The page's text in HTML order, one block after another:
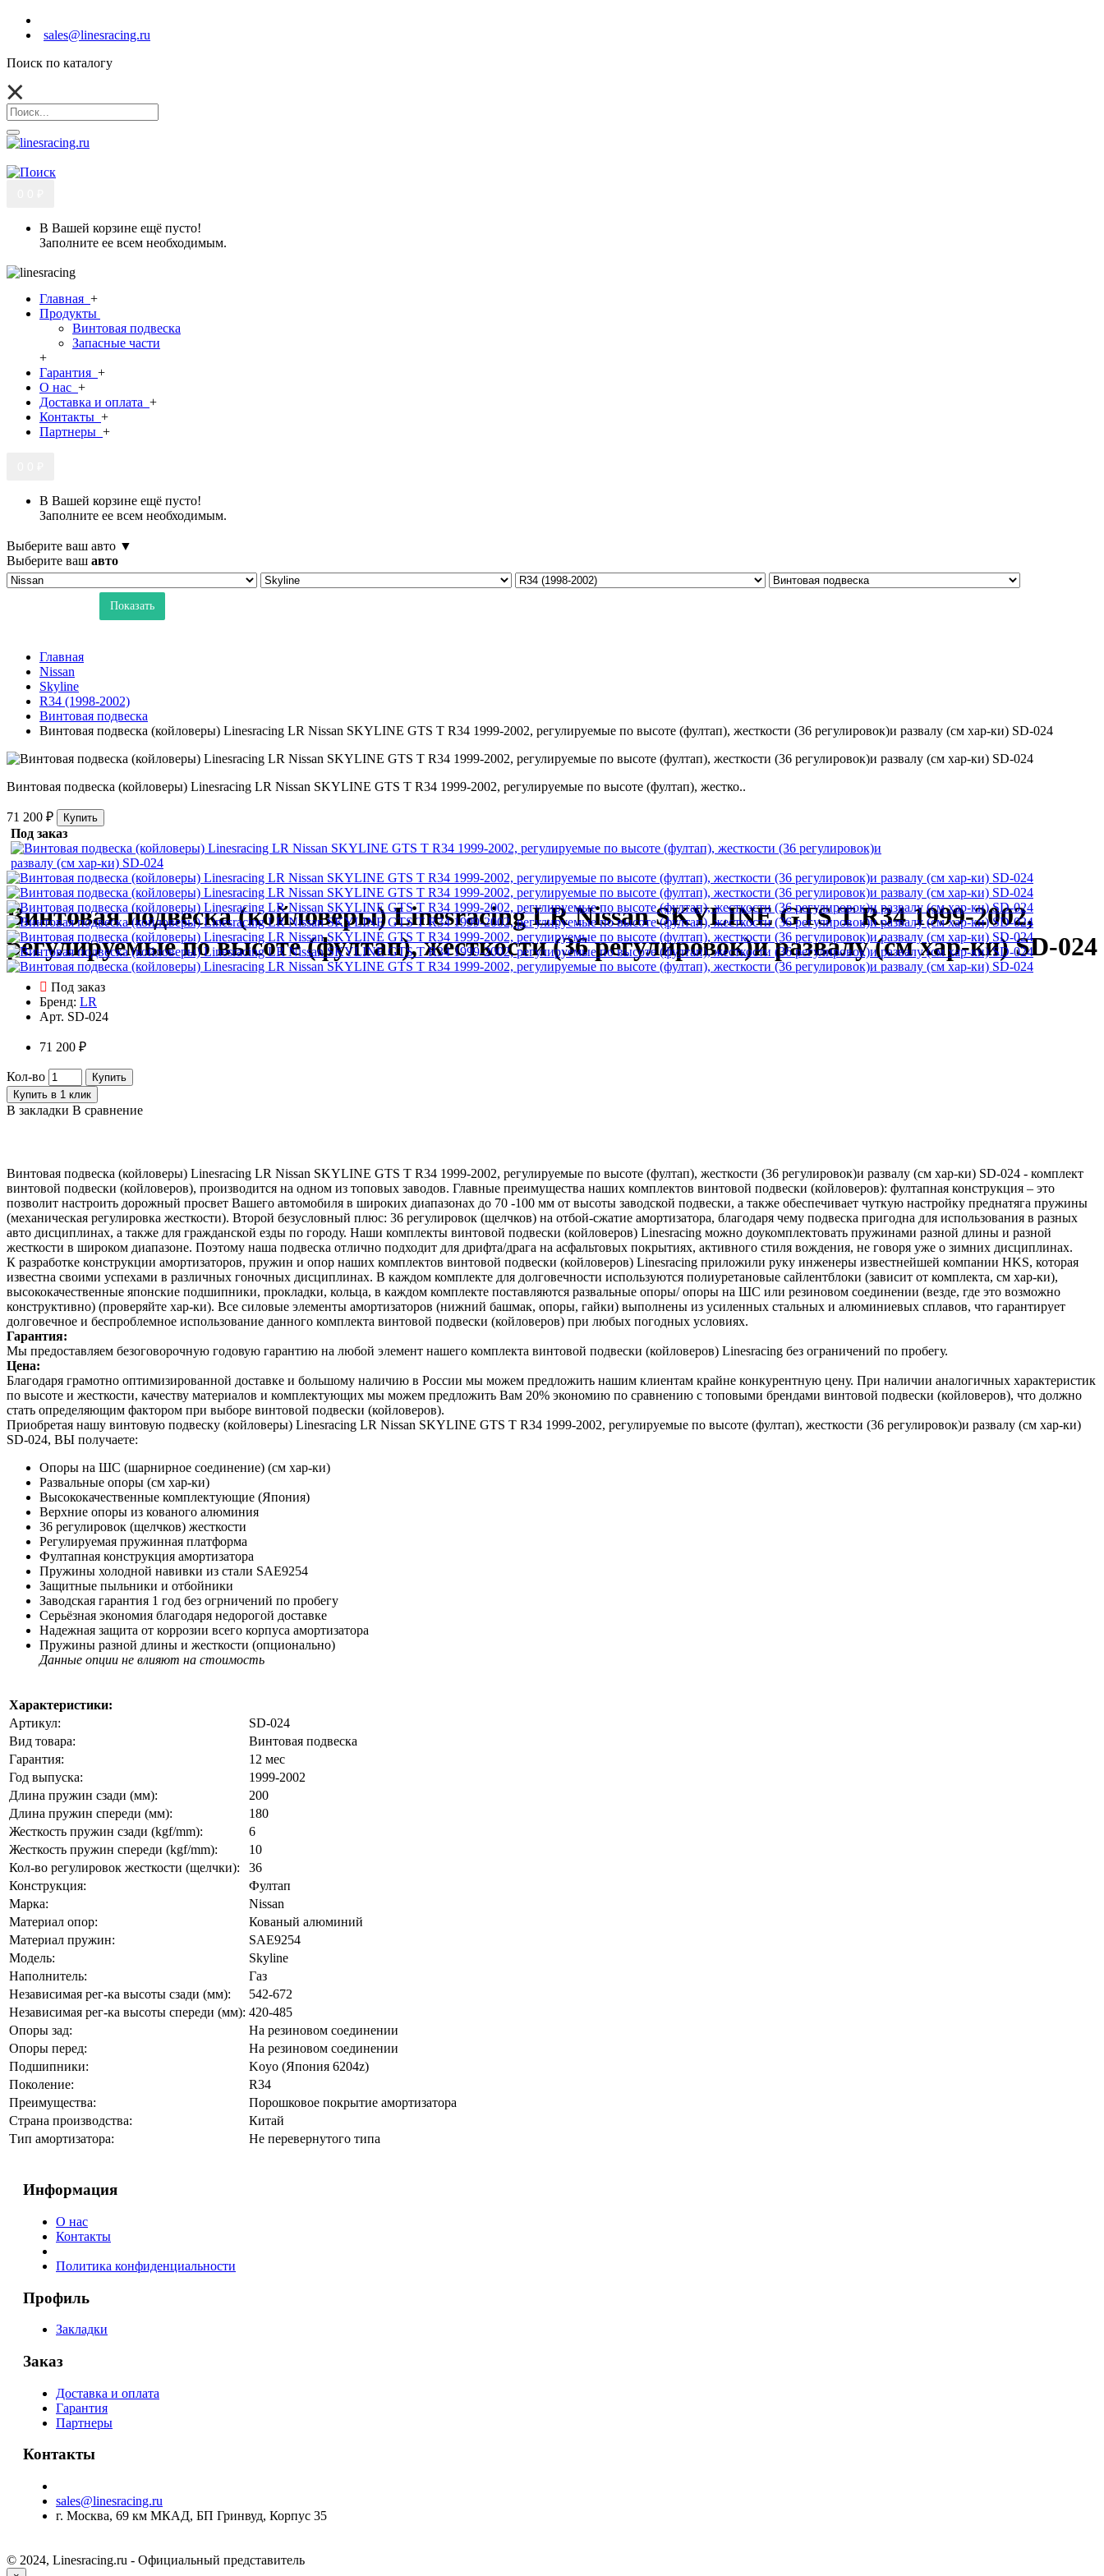
sales@linesracing.ru
Поиск по каталогу
В Вашей корзине ещё пусто!
Заполните ее всем необходимым.
Главная +
Продукты
Винтовая подвеска
Запасные части
+
Гарантия +
О нас +
Доставка и оплата +
Контакты +
Партнеры +
В Вашей корзине ещё пусто!
Заполните ее всем необходимым.
Выберите ваш авто ▼
Выберите ваш авто
Показать
Главная
Nissan
Skyline
R34 (1998-2002)
Винтовая подвеска
Винтовая подвеска (койловеры) Linesracing LR Nissan SKYLINE GTS T R34 1999-2002, регулируемые по высоте (фултап), жесткости (36 регулировок)и развалу (см хар-ки) SD-024
Винтовая подвеска (койловеры) Linesracing LR Nissan SKYLINE GTS T R34 1999-2002, регулируемые по высоте (фултап), жестко..
71 200 ₽ Купить
Под заказ
Винтовая подвеска (койловеры) Linesracing LR Nissan SKYLINE GTS T R34 1999-2002,
регулируемые по высоте (фултап), жесткости (36 регулировок)и развалу (см хар-ки) SD-024
Под заказ
Бренд: LR
Арт. SD-024
71 200 ₽
Кол-во
Купить
Купить в 1 клик
В закладки В сравнение
Винтовая подвеска (койловеры) Linesracing LR Nissan SKYLINE GTS T R34 1999-2002, регулируемые по высоте (фултап), жесткости (36 регулировок)и развалу (см хар-ки) SD-024 - комплект
винтовой подвески (койловеров), производится на одном из топовых заводов. Главные преимущества наших комплектов винтовой подвески (койловеров): фултапная конструкция – это
позволит настроить дорожный просвет Вашего автомобиля в широких диапазонах до 70 -100 мм от высоты заводской подвески, а также обеспечивает чуткую настройку преднатяга пружины
(механическая регулировка жесткости). Второй безусловный плюс: 36 регулировок (щелчков) на отбой-сжатие амортизатора, благодаря чему подвеска пригодна для использования в разных
авто дисциплинах, а также для гражданской езды по городу. Наши комплекты винтовой подвески (койловеров) Linesracing можно доукомплектовать пружинами разной длины и разной
жесткости в широком диапазоне. Поэтому наша подвеска отлично подходит для дрифта/драга на асфальтовых покрытиях, активного стиля вождения, не говоря уже о зимних дисциплинах.
К разработке конструкции амортизаторов, пружин и опор наших комплектов винтовой подвески (койловеров) Linesracing приложили руку инженеры известнейшей компании HKS, которая
известна своими успехами в различных гоночных дисциплинах. В каждом комплекте для долговечности используются полиуретановые сайлентблоки (зависит от комплекта, см хар-ки),
высококачественные японские подшипники, прокладки, кольца, в каждом комплекте поставляются развальные опоры/ опоры на ШС или резиновом соединении (везде, где это возможно
конструктивно) (проверяйте хар-ки). Все силовые элементы амортизаторов (нижний башмак, опоры, гайки) выполнены из усиленных стальных и алюминиевых сплавов, что гарантирует
долговечное и беспроблемное использование данного комплекта винтовой подвески (койловеров) при любых погодных условиях.
Гарантия:
Мы предоставляем безоговорочную годовую гарантию на любой элемент нашего комплекта винтовой подвески (койловеров) Linesracing без ограничений по пробегу.
Цена:
Благодаря грамотно оптимизированной доставке и большому наличию в России мы можем предложить нашим клиентам крайне конкурентную цену. При наличии аналогичных характеристик
по высоте и жесткости, качеству материалов и комплектующих мы можем предложить Вам 20% экономию по сравнению с топовыми брендами винтовой подвески (койловеров), что должно
стать определяющим фактором при выборе винтовой подвески (койловеров).
Приобретая нашу винтовую подвеску (койловеры) Linesracing LR Nissan SKYLINE GTS T R34 1999-2002, регулируемые по высоте (фултап), жесткости (36 регулировок)и развалу (см хар-ки)
SD-024, ВЫ получаете:
Опоры на ШС (шарнирное соединение) (см хар-ки)
Развальные опоры (см хар-ки)
Высококачественные комплектующие (Япония)
Верхние опоры из кованого алюминия
36 регулировок (щелчков) жесткости
Регулируемая пружинная платформа
Фултапная конструкция амортизатора
Пружины холодной навивки из стали SAE9254
Защитные пыльники и отбойники
Заводская гарантия 1 год без огрничений по пробегу
Серьёзная экономия благодаря недорогой доставке
Надежная защита от коррозии всего корпуса амортизатора
Пружины разной длины и жесткости (опционально)
Данные опции не влияют на стоимость
Характеристики:
Артикул:
SD-024
Вид товара:
Винтовая подвеска
Гарантия:
12 мес
Год выпуска:
1999-2002
Длина пружин сзади (мм):
200
Длина пружин спереди (мм):
180
Жесткость пружин сзади (kgf/mm):
6
Жесткость пружин спереди (kgf/mm):
10
Кол-во регулировок жесткости (щелчки):
36
Конструкция:
Фултап
Марка:
Nissan
Материал опор:
Кованый алюминий
Материал пружин:
SAE9254
Модель:
Skyline
Наполнитель:
Газ
Независимая рег-ка высоты сзади (мм):
542-672
Независимая рег-ка высоты спереди (мм): 420-485
Опоры зад:
На резиновом соединении
Опоры перед:
На резиновом соединении
Подшипники:
Koyo (Япония 6204z)
Поколение:
R34
Преимущества:
Порошковое покрытие амортизатора
Страна производства:
Китай
Тип амортизатора:
Не перевернутого типа
Информация
О нас
Контакты
Политика конфиденциальности
Профиль
Закладки
Заказ
Доставка и оплата
Гарантия
Партнеры
Контакты
sales@linesracing.ru
г. Москва, 69 км МКАД, БП Гринвуд, Корпус 35
© 2024, Linesracing.ru - Официальный представитель